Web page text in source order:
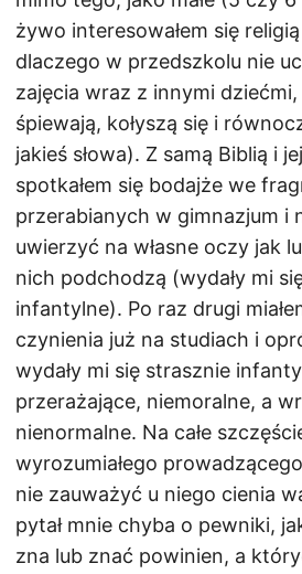
żywo interesowałem się
dlaczego w przedszkolu nie
zajęcia wraz z innymi
śpiewają, kołyszą się i
jakieś słowa). Z samą Biblią i
spotkałem się bodajże we
przerabianych w gimnazjum i
uwierzyć na własne oczy jak
nich podchodzą (wydały mi
infantylne). Po raz drugi
czynienia już na studiach i
wydały mi się strasznie
przerażające, niemoralne, a
nienormalne. Na całe
wyrozumiałego
nie zauważyć u niego cienia
pytał mnie chyba o pewniki,
zna lub znać powinien, a